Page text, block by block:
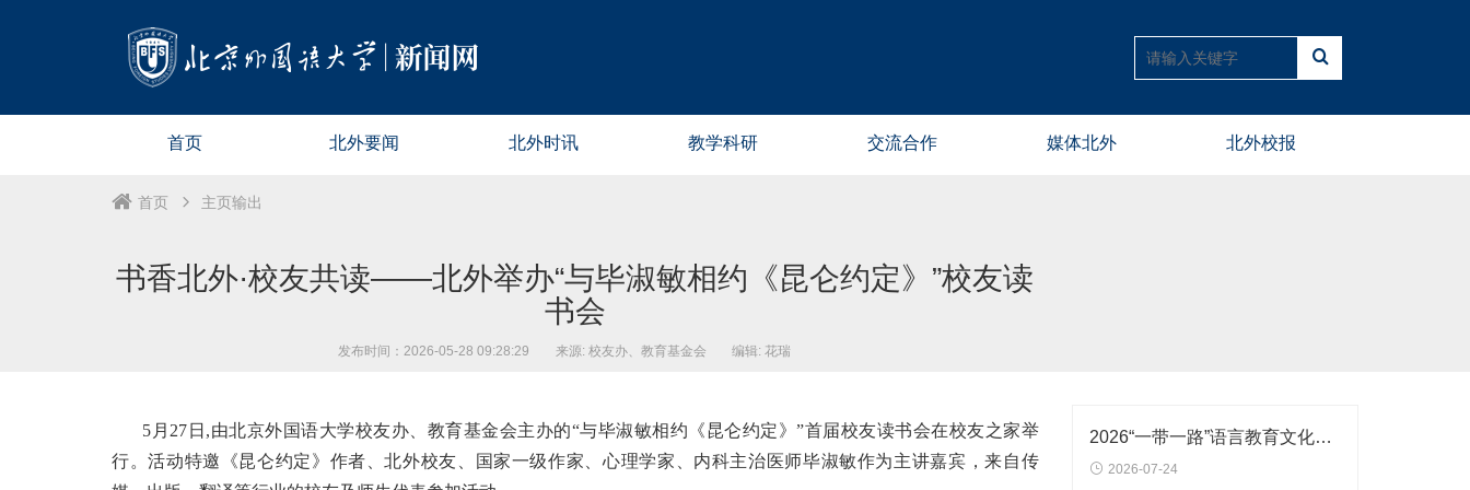
首页 北外要闻 北外时讯 教学科研 交流合作 媒体北外 北外校报
首页 主页输出
书香北外·校友共读——北外举办“与毕淑敏相约《昆仑约定》”校友读
书会
发布时间：2026-05-28 09:28:29 来源: 校友办、教育基金会 编辑: 花瑞
5月27日,由北京外国语大学校友办、教育基金会主办的“与毕淑敏相约《昆仑约定》”首届校友读书会在校友之家举
行。活动特邀《昆仑约定》作者、北外校友、国家一级作家、心理学家、内科主治医师毕淑敏作为主讲嘉宾，来自传
2026“一带一路”语言教育文化论坛暨国际英语教育中国大会在北外开幕
2026-07-24